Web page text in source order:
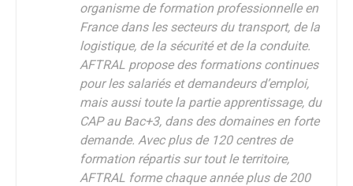
organisme de formation professionnelle en
France dans les secteurs du transport, de la
logistique, de la sécurité et de la conduite.
AFTRAL propose des formations continues
pour les salariés et demandeurs d’emploi,
mais aussi toute la partie apprentissage, du
CAP au Bac+3, dans des domaines en forte
demande. Avec plus de 120 centres de
formation répartis sur tout le territoire,
AFTRAL forme chaque année plus de 200